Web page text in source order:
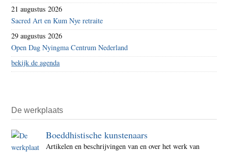
21 augustus 2026
Sacred Art en Kum Nye retraite
29 augustus 2026
Open Dag Nyingma Centrum Nederland
bekijk de agenda
De werkplaats
Boeddhistische kunstenaars
Artikelen en beschrijvingen van en over het werk van